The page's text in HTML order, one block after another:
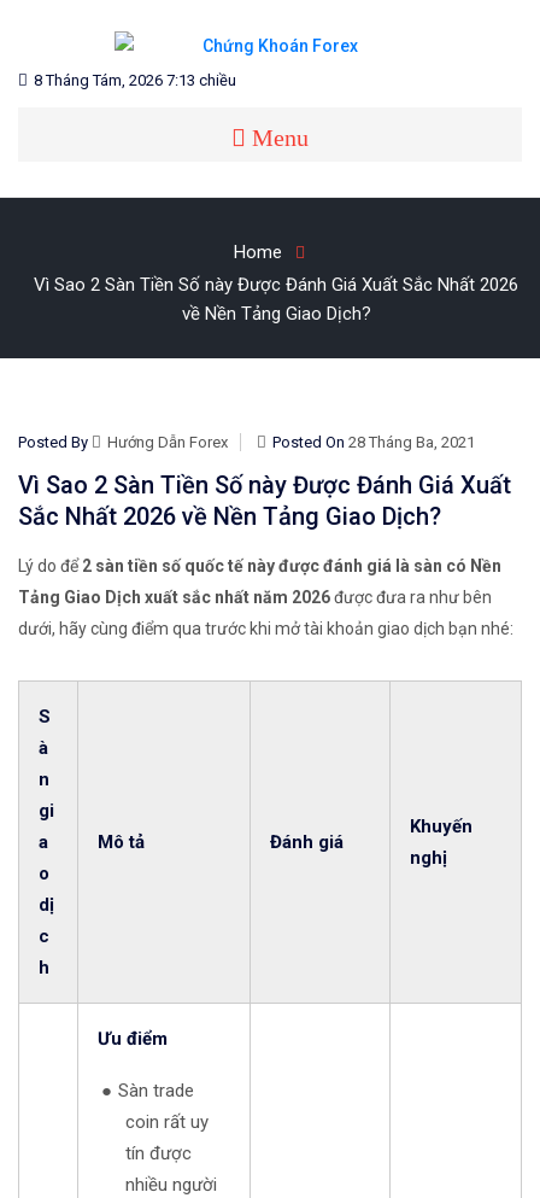
content
CHỨNG KHOÁN FOREX
Blog chia sẻ về Chứng Khoán và Forex
8 Tháng Tám, 2026 7:13 chiều
Menu
Home
Vì Sao 2 Sàn Tiền Số này Được Đánh Giá Xuất Sắc Nhất 2026
về Nền Tảng Giao Dịch?
Posted By Hướng Dẫn Forex Posted On 28 Tháng Ba, 2021
Vì Sao 2 Sàn Tiền Số này Được Đánh Giá Xuất
Sắc Nhất 2026 về Nền Tảng Giao Dịch?
Lý do để2 sàn tiền số quốc tế này được đánh giá là sàn có Nền
Tảng Giao Dịch xuất sắc nhất năm 2026được đưa ra như bên
dưới, hãy cùng điểm qua trước khi mở tài khoản giao dịch bạn nhé:
S
à
n
gi
a
o
dị
c
h
Mô tả Đánh giá
Khuyến
nghị
Ưu điểm
Sàn trade
coin rất uy
tín được
nhiều người